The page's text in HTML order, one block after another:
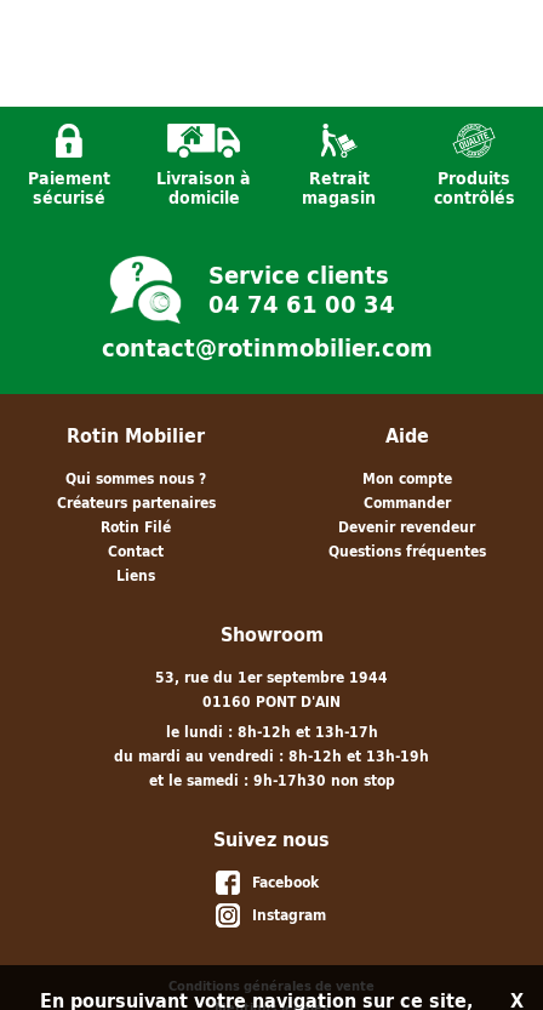
Paiement
sécurisé
Livraison à
domicile
Retrait
magasin
Produits
contrôlés
Service clients
04 74 61 00 34
contact@rotinmobilier.com
Rotin Mobilier
Qui sommes nous ?
Créateurs partenaires
Rotin Filé
Contact
Liens
Aide
Mon compte
Commander
Devenir revendeur
Questions fréquentes
Showroom
53, rue du 1er septembre 1944
01160 PONT D'AIN
le lundi : 8h-12h et 13h-17h
du mardi au vendredi : 8h-12h et 13h-19h
et le samedi : 9h-17h30 non stop
Suivez nous
Facebook
Instagram
Conditions générales de vente
En poursuivant votre navigation sur ce site, X